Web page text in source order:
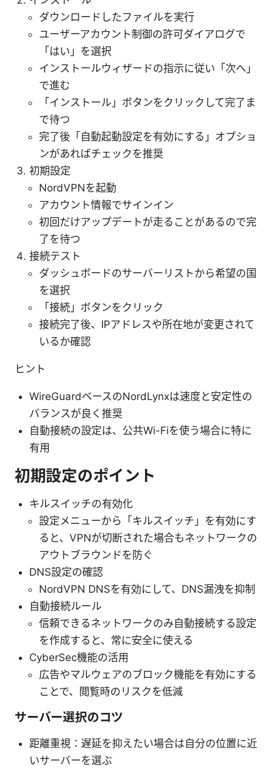
ダウンロードしたファイルを実行
ユーザーアカウント制御の許可ダイアログで
「はい」を選択
インストールウィザードの指示に従い「次へ」
で進む
「インストール」ボタンをクリックして完了ま
で待つ
完了後「自動起動設定を有効にする」オプショ
ンがあればチェックを推奨
初期設定
NordVPNを起動
アカウント情報でサインイン
初回だけアップデートが走ることがあるので完
了を待つ
接続テスト
ダッシュボードのサーバーリストから希望の国
を選択
「接続」ボタンをクリック
接続完了後、IPアドレスや所在地が変更されて
いるか確認
ヒント
WireGuardベースのNordLynxは速度と安定性の
バランスが良く推奨
自動接続の設定は、公共Wi-Fiを使う場合に特に
有用
初期設定のポイント
キルスイッチの有効化
設定メニューから「キルスイッチ」を有効にす
ると、VPNが切断された場合もネットワークの
アウトブラウンドを防ぐ
DNS設定の確認
NordVPN DNSを有効にして、DNS漏洩を抑制
自動接続ルール
信頼できるネットワークのみ自動接続する設定
を作成すると、常に安全に使える
CyberSec機能の活用
広告やマルウェアのブロック機能を有効にする
ことで、閲覧時のリスクを低減
サーバー選択のコツ
距離重視：遅延を抑えたい場合は自分の位置に近
いサーバーを選ぶ